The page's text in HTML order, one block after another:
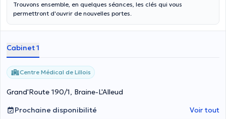
Trouvons ensemble, en quelques séances, les clés qui vous
permettront d'ouvrir de nouvelles portes.
Cabinet 1
Centre Médical de Lillois
Grand'Route 190/1, Braine-L'Alleud
Prochaine disponibilité
Voir tout